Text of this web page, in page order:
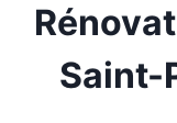
Saint-